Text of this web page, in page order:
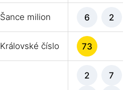
Šance milion 6 2
Královské číslo 73
2 7